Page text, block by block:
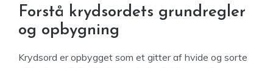
Forstå krydsordets grundregler
og opbygning
Krydsord er opbygget som et gitter af hvide og sorte